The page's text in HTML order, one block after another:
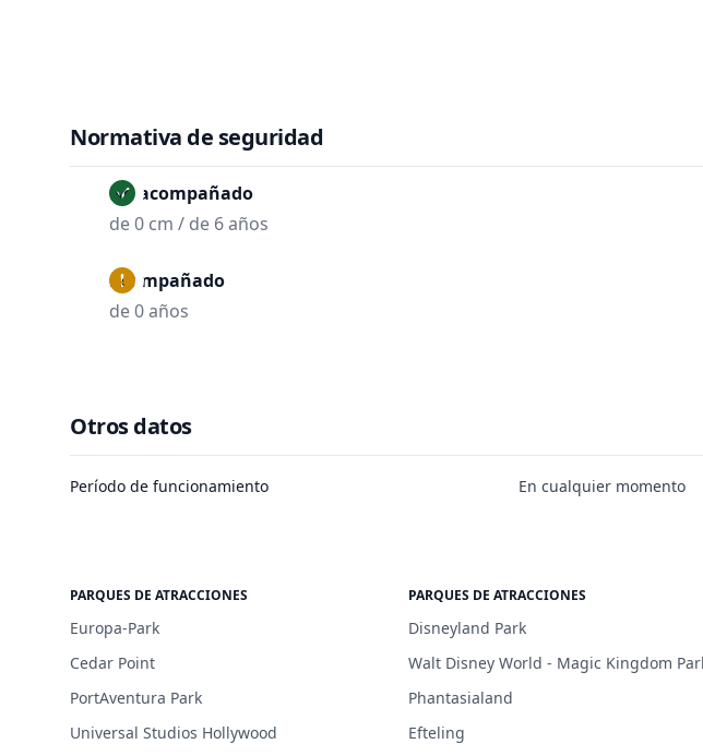
Normativa de seguridad
No acompañado
de 0 cm / de 6 años
Acompañado
de 0 años
Otros datos
Período de funcionamiento En cualquier momento
PARQUES DE ATRACCIONES
Europa-Park
Cedar Point
PortAventura Park
Universal Studios Hollywood
PARQUES DE ATRACCIONES
Disneyland Park
Walt Disney World - Magic Kingdom
Phantasialand
Efteling